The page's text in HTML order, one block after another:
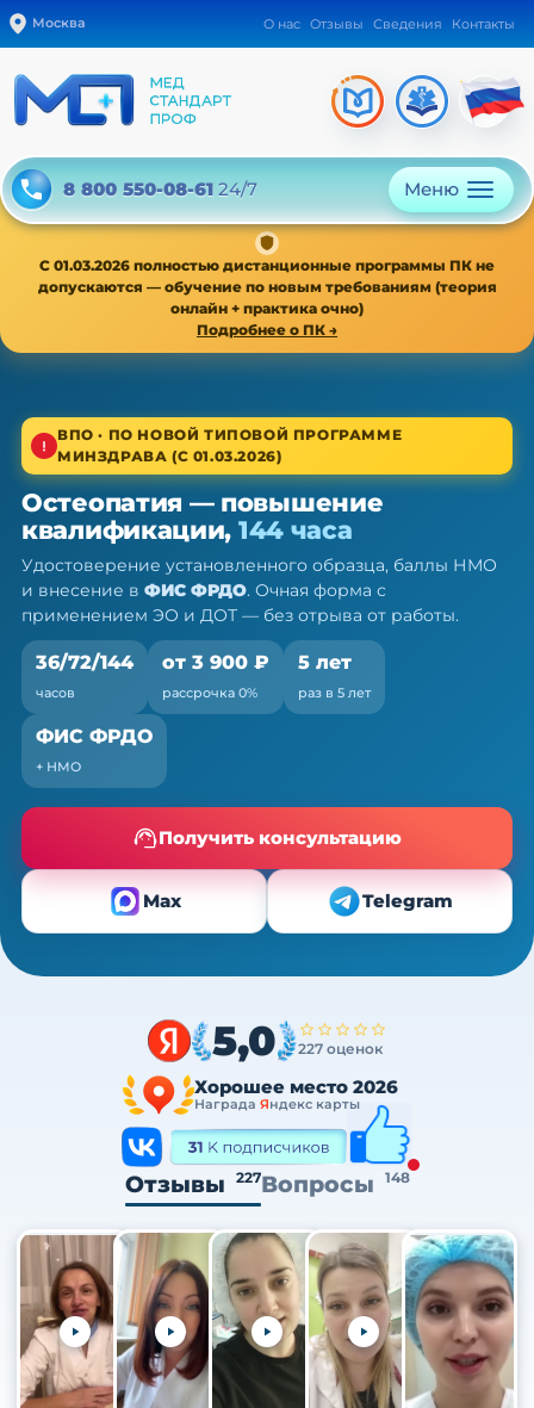
Москва О нас Отзывы Сведения Контакты
8 800 550-08-61 24/7 Меню
С 01.03.2026 полностью дистанционные программы ПК не
допускаются — обучение по новым требованиям (теория
онлайн + практика очно)
Подробнее о ПК →
Высшее звено · новая типовая программа
Остеопатия — ПК, 36/72/144 ч
Очно (практика) + теория онлайн, без отрыва от
работы
ВПО · ПО НОВОЙ ТИПОВОЙ ПРОГРАММЕ
МИНЗДРАВА (С 01.03.2026)
Остеопатия — повышение
квалификации, 144 часа
Удостоверение установленного образца, баллы НМО
и внесение в ФИС ФРДО. Очная форма с
применением ЭО и ДОТ — без отрыва от работы.
36/72/144
часов
от 3 900 ₽
рассрочка 0%
5 лет
раз в 5 лет
ФИС ФРДО
+ НМО
Получить консультацию
Max Telegram
5,0 227 оценок
Хорошее место 2026
Награда Яндекс карты
Отзывы 227Вопросы 148